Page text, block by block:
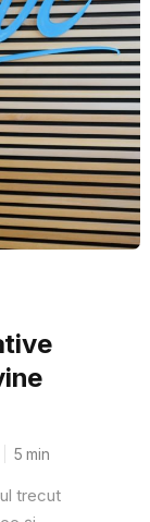
5 min
trecut